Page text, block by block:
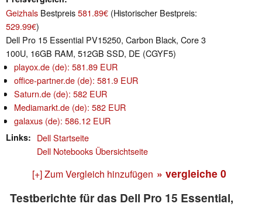
Geizhals Bestpreis581.89€ (Historischer Bestpreis:
529.99€)
Dell Pro 15 Essential PV15250, Carbon Black, Core 3
100U, 16GB RAM, 512GB SSD, DE (CGYF5)
playox.de (de): 581.89 EUR
office-partner.de (de): 581.9 EUR
Saturn.de (de): 582 EUR
Mediamarkt.de (de): 582 EUR
galaxus (de): 586.12 EUR
Links
Dell Startseite
Dell Notebooks Übersichtseite
[+] Zum Vergleich hinzufügen » vergleiche 0
Testberichte für das Dell Pro 15 Essential,